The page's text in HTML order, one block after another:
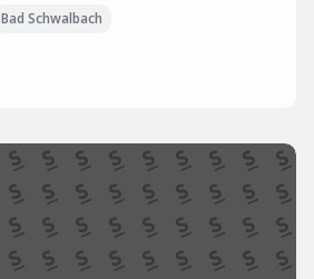
Bad Schwalbach